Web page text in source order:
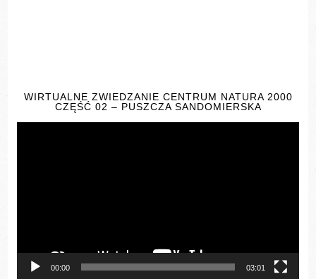
WIRTUALNE ZWIEDZANIE CENTRUM NATURA 2000
CZĘŚĆ 02 – PUSZCZA SANDOMIERSKA
00:00 03:01